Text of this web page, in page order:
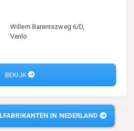
Willem Barentszweg 6/D,
Venlo
BEKIJK
IN NEDERLAND